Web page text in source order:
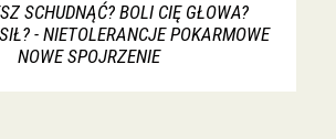
SCHUDNĄĆ? BOLI CIĘ GŁOWA?
- NIETOLERANCJE POKARMOWE
NOWE SPOJRZENIE